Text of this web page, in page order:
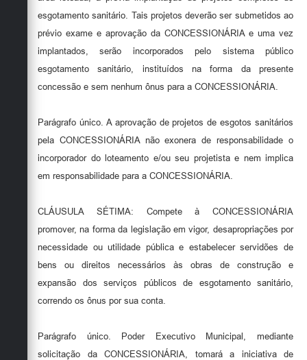
esgotamento sanitário. Tais projetos deverão ser submetidos ao
prévio exame e aprovação da CONCESSIONÁRIA e uma vez
implantados, serão incorporados pelo sistema público
esgotamento sanitário, instituídos na forma da presente
concessão e sem nenhum ônus para a CONCESSIONÁRIA.
Parágrafo único. A aprovação de projetos de esgotos sanitários
pela CONCESSIONÁRIA não exonera de responsabilidade o
incorporador do loteamento e/ou seu projetista e nem implica
em responsabilidade para a CONCESSIONÁRIA.
CLÁUSULA SÉTIMA: Compete à CONCESSIONÁRIA
promover, na forma da legislação em vigor, desapropriações por
necessidade ou utilidade pública e estabelecer servidões de
bens ou direitos necessários às obras de construção e
expansão dos serviços públicos de esgotamento sanitário,
correndo os ônus por sua conta.
Parágrafo único. Poder Executivo Municipal, mediante
solicitação da CONCESSIONÁRIA, tomará a iniciativa de